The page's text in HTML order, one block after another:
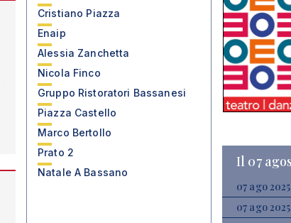
Cristiano Piazza
Enaip
Alessia Zanchetta
Nicola Finco
Gruppo Ristoratori Bassanesi
Piazza Castello
Marco Bertollo
Prato 2
Natale A Bassano
Il 07
07 ago 2025
07 ago 2025